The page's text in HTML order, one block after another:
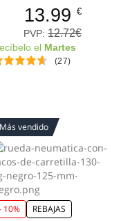
13.99 €
PVP: 12.72€
el Martes
(27)
Más vendido
10% REBAJAS